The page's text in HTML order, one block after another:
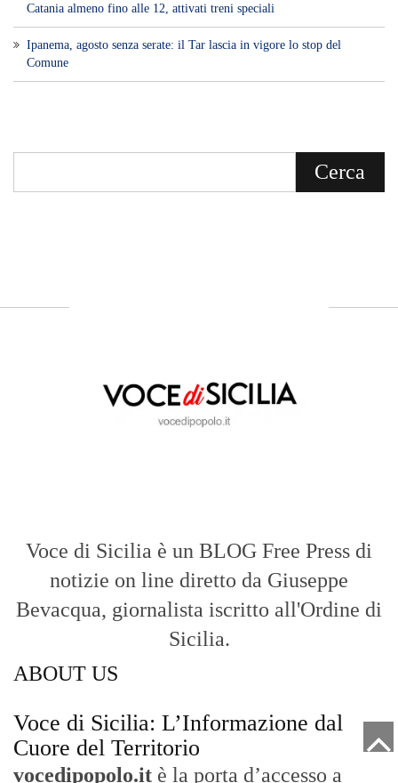
Catania almeno fino alle 12, attivati treni speciali
Ipanema, agosto senza serate: il Tar lascia in vigore lo stop del
Comune
Voce di Sicilia è un BLOG Free Press di
notizie on line diretto da Giuseppe
Bevacqua, giornalista iscritto all'Ordine di
Sicilia.
ABOUT US
Voce di Sicilia: L’Informazione dal
Cuore del Territorio
vocedipopolo.it è la porta d’accesso a